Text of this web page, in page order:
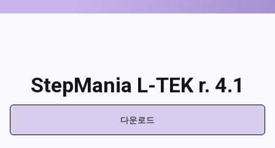
StepMania L-TEK r. 4.1
다운로드